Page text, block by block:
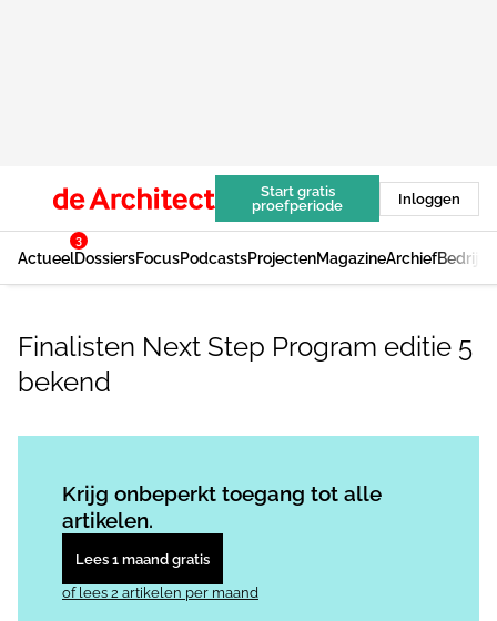
Start gratis
proefperiode
Inloggen
Actueel
3
DossiersFocusPodcastsProjectenMagazineArchief
Finalisten Next Step Program editie 5
bekend
Krijg onbeperkt toegang tot alle
artikelen.
Lees 1 maand gratis
of lees 2 artikelen per maand